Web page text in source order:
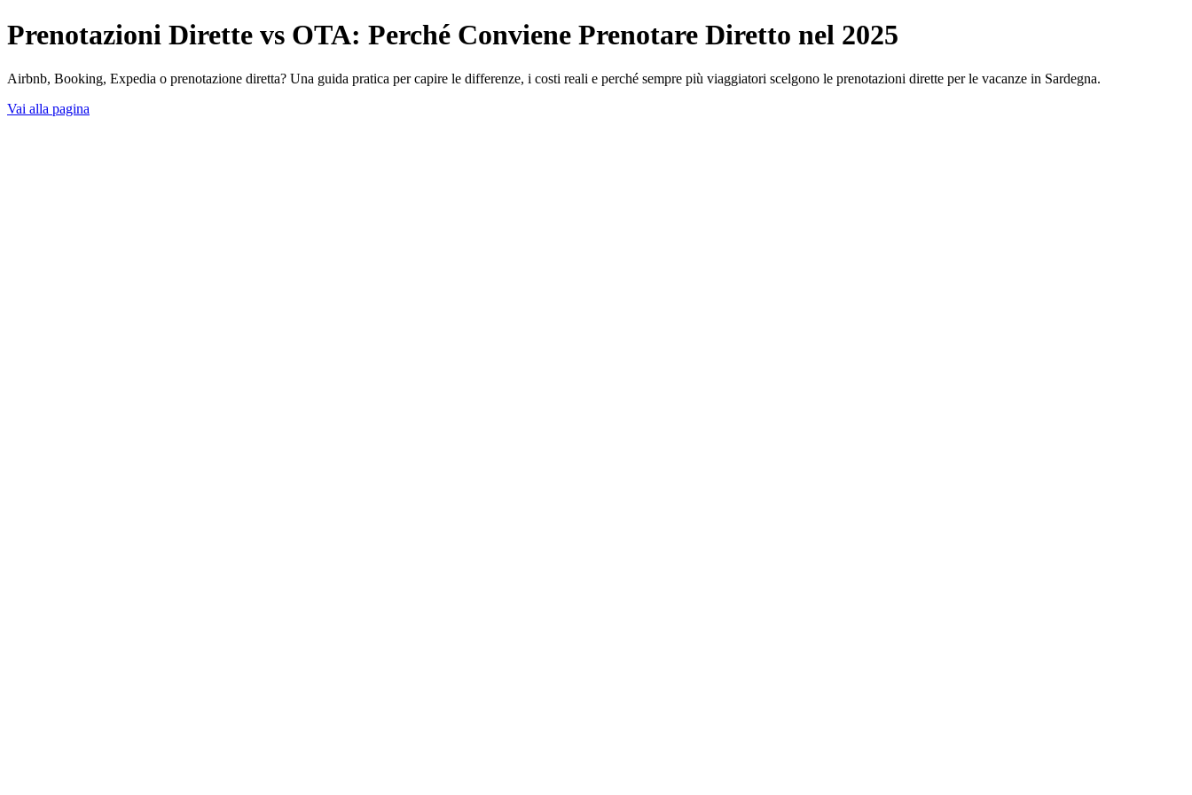
Prenotazioni Dirette vs OTA: Perché Conviene Prenotare Diretto nel 2025
Airbnb, Booking, Expedia o prenotazione diretta? Una guida pratica per capire le differenze, i costi reali e perché sempre più viaggiatori scelgono le prenotazioni dirette per le vacanze in Sardegna.
Vai alla pagina